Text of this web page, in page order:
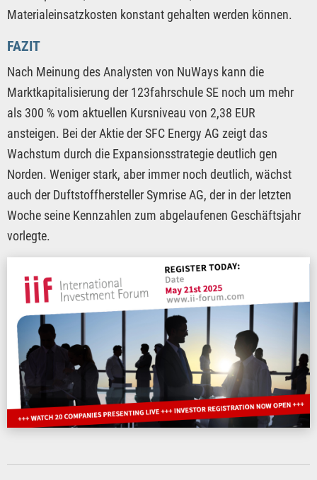
Materialeinsatzkosten konstant gehalten werden können.
FAZIT
Nach Meinung des Analysten von NuWays kann die
Marktkapitalisierung der 123fahrschule SE noch um mehr
als 300 % vom aktuellen Kursniveau von 2,38 EUR
ansteigen. Bei der Aktie der SFC Energy AG zeigt das
Wachstum durch die Expansionsstrategie deutlich gen
Norden. Weniger stark, aber immer noch deutlich, wächst
auch der Duftstoffhersteller Symrise AG, der in der letzten
Woche seine Kennzahlen zum abgelaufenen Geschäftsjahr
vorlegte.